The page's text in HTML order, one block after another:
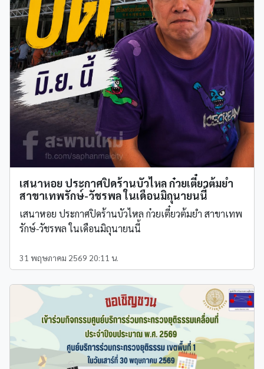
เสนาหอย ประกาศปิดร้านบัวไหล ก๋วยเตี๋ยวต้มยำ
สาขาเทพรักษ์-วัชรพล ในเดือนมิถุนายนนี้
เสนาหอย ประกาศปิดร้านบัวไหล ก๋วยเตี๋ยวต้มยำ สาขาเทพ
รักษ์-วัชรพล ในเดือนมิถุนายนนี้
31 พฤษภาคม 2569 20:11 น.